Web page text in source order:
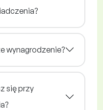
wynagrodzenie?
się przy